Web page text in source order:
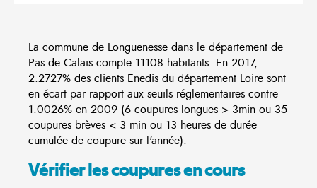
La commune de Longuenesse dans le département de
Pas de Calais compte 11108 habitants. En 2017,
2.2727% des clients Enedis du département Loire sont
en écart par rapport aux seuils réglementaires contre
1.0026% en 2009 (6 coupures longues > 3min ou 35
coupures brèves < 3 min ou 13 heures de durée
cumulée de coupure sur l'année).
Vérifier les coupures en cours